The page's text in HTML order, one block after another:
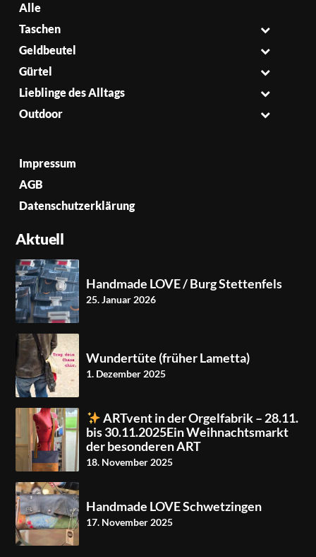
Alle
Taschen
Geldbeutel
Gürtel
Lieblinge des Alltags
Outdoor
Impressum
AGB
Datenschutzerklärung
Aktuell
Handmade LOVE / Burg Stettenfels
25. Januar 2026
Wundertüte (früher Lametta)
1. Dezember 2025
ARTvent in der Orgelfabrik – 28.11.
bis 30.11.2025Ein Weihnachtsmarkt
der besonderen ART
18. November 2025
Handmade LOVE Schwetzingen
17. November 2025